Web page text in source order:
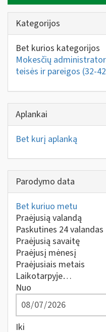
Kategorijos
Bet kurios kategorijos
Mokesčių
teisės ir pareigos (32-
Aplankai
Bet kurį aplanką
Parodymo data
Bet kuriuo metu
Praėjusią valandą
Paskutines 24 valandas
Praėjusią savaitę
Praėjusį mėnesį
Praėjusiais metais
Laikotarpyje…
Nuo
Iki